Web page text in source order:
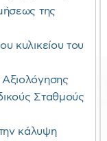
της
κυλικείου του
Αξιολόγησης
Σταθμούς
κάλυψη